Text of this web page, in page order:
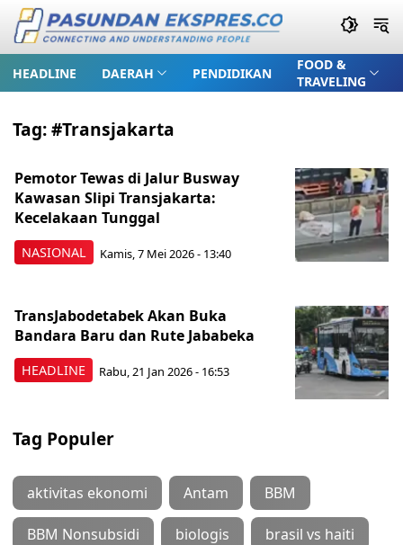
HEADLINE DAERAH PENDIDIKAN
FOOD &
TRAVELING
Tag:#Transjakarta
NASIONAL
Pemotor Tewas di Jalur Busway
Kawasan Slipi Transjakarta:
Kecelakaan Tunggal
Kamis, 7 Mei 2026 - 13:40
HEADLINE
TransJabodetabek Akan Buka
Bandara Baru dan Rute Jababeka
Rabu, 21 Jan 2026 - 16:53
Tag Populer
aktivitas ekonomi Antam BBM
BBM Nonsubsidi biologis brasil vs haiti